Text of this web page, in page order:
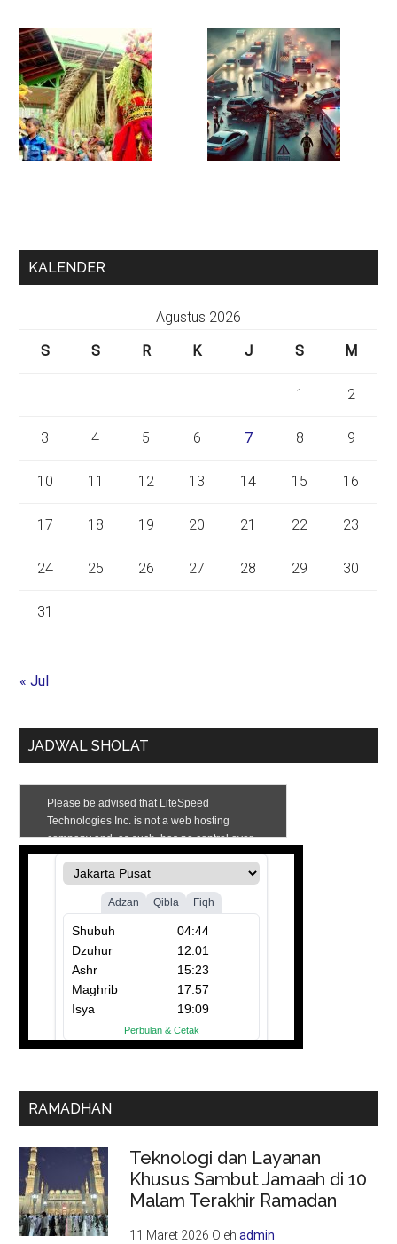
KALENDER
Agustus 2026
S
S R K J S M
1 2
3 4 5 6 7 8 9
10 11 12 13 14 15 16
17 18 19 20 21 22 23
24 25 26 27 28 29 30
31
« Jul
JADWAL SHOLAT
RAMADHAN
Teknologi dan Layanan
Khusus Sambut Jamaah di 10
Malam Terakhir Ramadan
11 Maret 2026 Olehadmin